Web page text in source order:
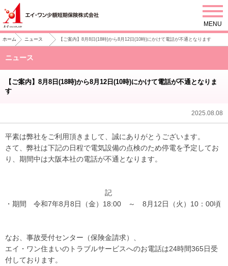
MENU
ホーム ニュース 【ご案内】8月8日(18時)から8月12日(10時)にかけて電話が不通となります
ニュース
【ご案内】8月8日(18時)から8月12日(10時)にかけて電話が不通となりま
す
2025.08.08
平素は弊社をご利用頂きまして、誠にありがとうございます。
さて、弊社は下記の日程で電気設備の点検のため停電を予定してお
り、期間中は大阪本社の電話が不通となります。
記
・期間　令和7年8月8日（金）18:00　～　8月12日（火）10：00頃
なお、事故受付センター（保険金請求）、
エイ・ワン住まいのトラブルサービスへのお電話は24時間365日受
付しております。